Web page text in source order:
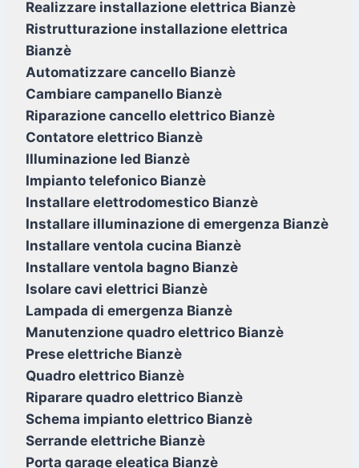
Realizzare installazione elettrica Bianzè
Ristrutturazione installazione elettrica
Bianzè
Automatizzare cancello Bianzè
Cambiare campanello Bianzè
Riparazione cancello elettrico Bianzè
Contatore elettrico Bianzè
Illuminazione led Bianzè
Impianto telefonico Bianzè
Installare elettrodomestico Bianzè
Installare illuminazione di emergenza Bianzè
Installare ventola cucina Bianzè
Installare ventola bagno Bianzè
Isolare cavi elettrici Bianzè
Lampada di emergenza Bianzè
Manutenzione quadro elettrico Bianzè
Prese elettriche Bianzè
Quadro elettrico Bianzè
Riparare quadro elettrico Bianzè
Schema impianto elettrico Bianzè
Serrande elettriche Bianzè
Porta garage eleatica Bianzè